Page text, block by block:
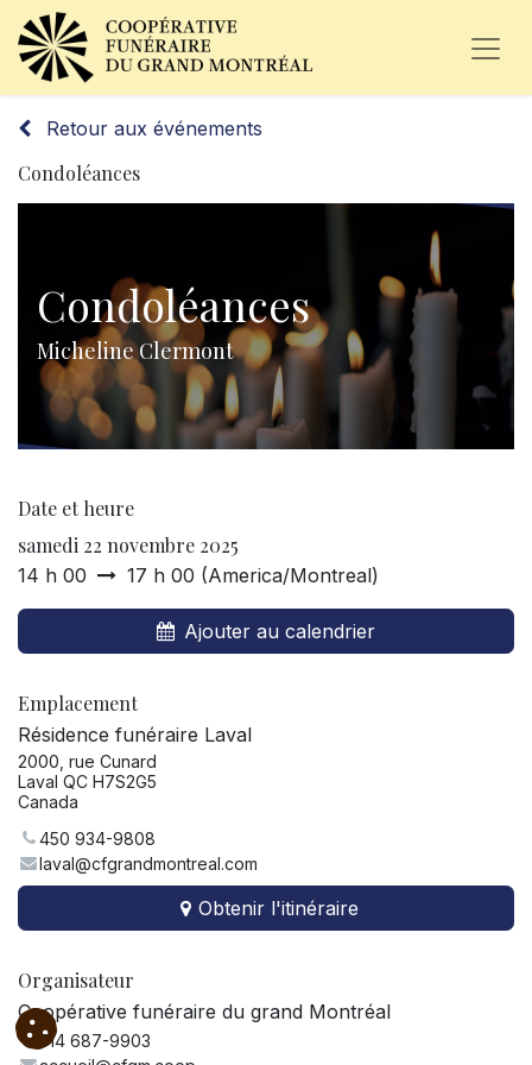
Retour aux événements
Condoléances
Condoléances
Micheline Clermont
Date et heure
samedi 22 novembre 2025
14 h 00 17 h 00 (America/Montreal)
Ajouter au calendrier
Emplacement
Résidence funéraire Laval
2000, rue Cunard
Laval QC H7S2G5
Canada
450 934-9808
laval@cfgrandmontreal.com
Obtenir l'itinéraire
Organisateur
Coopérative funéraire du grand Montréal
514 687-9903